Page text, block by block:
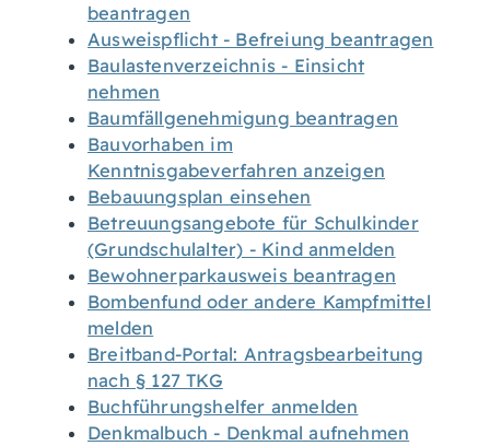
beantragen
Ausweispflicht - Befreiung beantragen
Baulastenverzeichnis - Einsicht
nehmen
Baumfällgenehmigung beantragen
Bauvorhaben im
Kenntnisgabeverfahren anzeigen
Bebauungsplan einsehen
Betreuungsangebote für Schulkinder
(Grundschulalter) - Kind anmelden
Bewohnerparkausweis beantragen
Bombenfund oder andere Kampfmittel
melden
Breitband-Portal: Antragsbearbeitung
nach § 127 TKG
Buchführungshelfer anmelden
Denkmalbuch - Denkmal aufnehmen